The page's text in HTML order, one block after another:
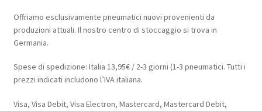
Offriamo esclusivamente pneumatici nuovi provenienti da
produzioni attuali. Il nostro centro di stoccaggio si trova in
Germania.
Spese di spedizione: Italia 13,95€ / 2-3 giorni (1-3 pneumatici. Tutti i
prezzi indicati includono l’IVA italiana.
Visa, Visa Debit, Visa Electron, Mastercard, Mastercard Debit,